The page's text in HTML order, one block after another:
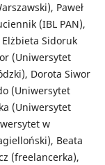
Paweł
(IBL PAN),
Sidoruk
(Uniwersytet
Dorota Siwor
(Uniwersytet
(Uniwersytet
w
Beata
(freelancerka),